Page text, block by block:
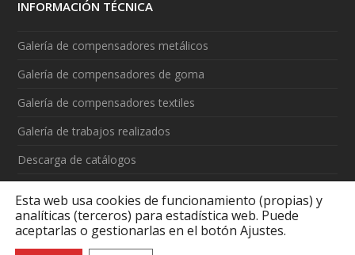
INFORMACIÓN TÉCNICA
Galería de compensadores metálicos
Galería de compensadores de goma
Galería de compensadores textiles
Galería de trabajos realizados
Descarga de catálogos
Esta web usa cookies de funcionamiento (propias) y
analíticas (terceros) para estadística web. Puede
aceptarlas o gestionarlas en el botón Ajustes.